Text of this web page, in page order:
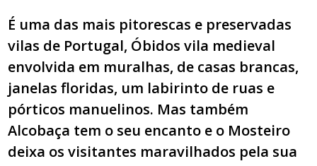
É uma das mais pitorescas e preservadas
vilas de Portugal, Óbidos vila medieval
envolvida em muralhas, de casas brancas,
janelas floridas, um labirinto de ruas e
pórticos manuelinos. Mas também
Alcobaça tem o seu encanto e o Mosteiro
deixa os visitantes maravilhados pela sua